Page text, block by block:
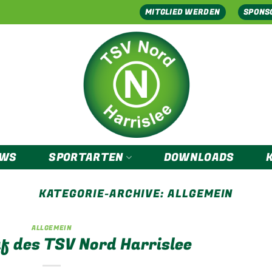
MITGLIED WERDEN
SPORTARTEN DOWNLOADS
KATEGORIE-ARCHIVE:ALLGEMEIN
ALLGEMEIN
des TSV Nord Harrislee